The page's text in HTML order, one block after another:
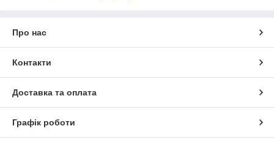
Про нас
Контакти
Доставка та оплата
Графік роботи